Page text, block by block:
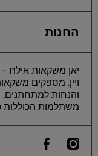
החנות
יאן משקאות אילת -
ויין. מספקים
והנחות
משתלמות
instagramcom/
ilfacebookcom/